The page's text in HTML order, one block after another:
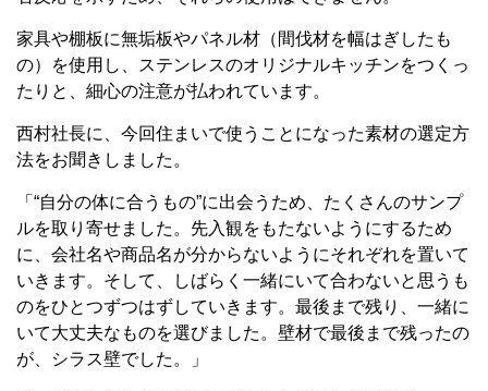
家具や棚板に無垢板やパネル材（間伐材を幅はぎしたも
の）を使用し、ステンレスのオリジナルキッチンをつくっ
たりと、細心の注意が払われています。
西村社長に、今回住まいで使うことになった素材の選定方
法をお聞きしました。
「“自分の体に合うもの”に出会うため、たくさんのサンプ
ルを取り寄せました。先入観をもたないようにするため
に、会社名や商品名が分からないようにそれぞれを置いて
いきます。そして、しばらく一緒にいて合わないと思うも
のをひとつずつはずしていきます。最後まで残り、一緒に
いて大丈夫なものを選びました。壁材で最後まで残ったの
が、シラス壁でした。」